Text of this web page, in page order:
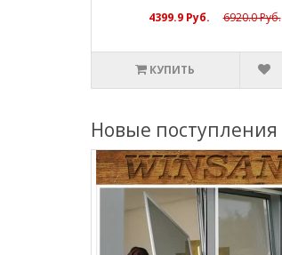
4399.9 Руб.
6920.0 Руб.
КУПИТЬ
Новые поступления